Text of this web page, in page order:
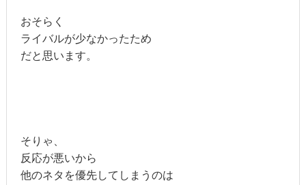
おそらく
ライバルが少なかったため
だと思います。
そりゃ、
反応が悪いから
他のネタを優先してしまうのは